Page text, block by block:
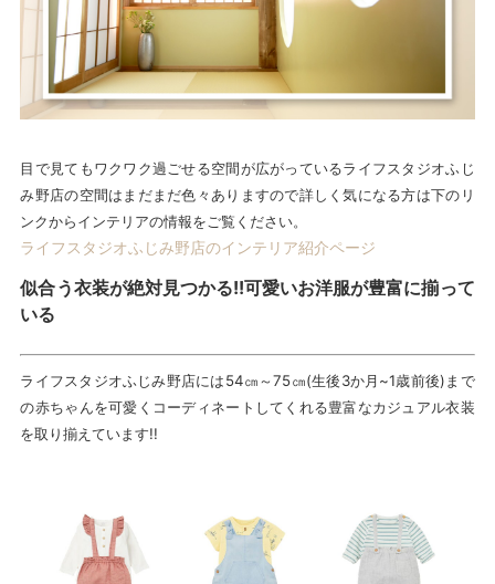
目で見てもワクワク過ごせる空間が広がっているライフスタジオふじ
み野店の空間はまだまだ色々ありますので詳しく気になる方は下のリ
ンクからインテリアの情報をご覧ください。
ライフスタジオふじみ野店のインテリア紹介ページ
似合う衣装が絶対見つかる!!可愛いお洋服が豊富に揃って
いる
ライフスタジオふじみ野店には54㎝～75㎝(生後3か月~1歳前後)まで
の赤ちゃんを可愛くコーディネートしてくれる豊富なカジュアル衣装
を取り揃えています!!